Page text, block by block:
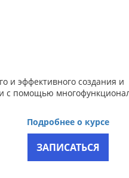
и эффективного создания и
с помощью
Подробнее о курсе
ЗАПИСАТЬСЯ